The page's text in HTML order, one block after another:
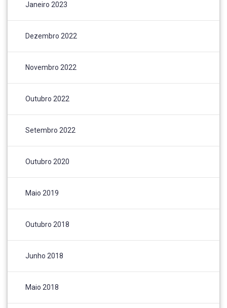
Janeiro 2023
Dezembro 2022
Novembro 2022
Outubro 2022
Setembro 2022
Outubro 2020
Maio 2019
Outubro 2018
Junho 2018
Maio 2018